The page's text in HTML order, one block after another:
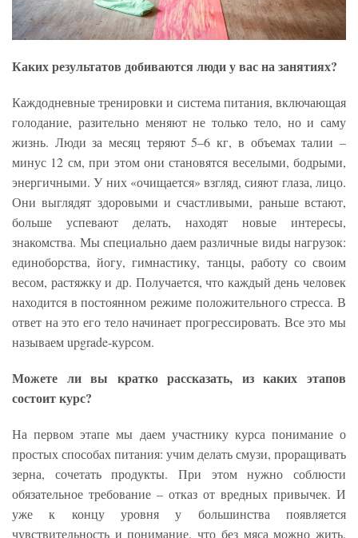
Каких результатов добиваются люди у вас на занятиях?
Каждодневные тренировки и система питания, включающая
голодание, разительно меняют не только тело, но и саму
жизнь. Люди за месяц теряют 5–6 кг, в объемах талии –
минус 12 см, при этом они становятся веселыми, бодрыми,
энергичными. У них «очищается» взгляд, сияют глаза, лицо.
Они выглядят здоровыми и счастливыми, раньше встают,
больше успевают делать, находят новые интересы,
знакомства. Мы специально даем различные виды нагрузок:
единоборства, йогу, гимнастику, танцы, работу со своим
весом, растяжку и др. Получается, что каждый день человек
находится в постоянном режиме положительного стресса. В
ответ на это его тело начинает прогрессировать. Все это мы
называем upgrade-курсом.
Можете ли вы кратко рассказать, из каких этапов
состоит курс?
На первом этапе мы даем участнику курса понимание о
простых способах питания: учим делать смузи, проращивать
зерна, сочетать продукты. При этом нужно соблюсти
обязательное требование – отказ от вредных привычек. И
уже к концу уровня у большинства появляется
чувствительность и понимание, что без мяса можно жить.